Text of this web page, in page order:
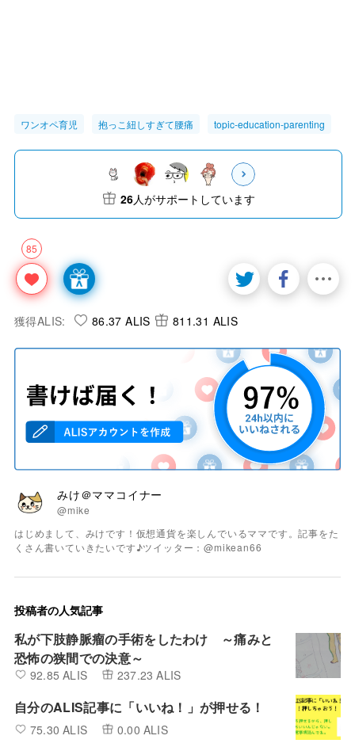
ワンオペ育児 抱っこ紐しすぎて腰痛 topic-education-parenting
85
26人がサポートしています
獲得ALIS: 86.37 ALIS 811.31 ALIS
みけ＠ママコイナー
@mike
はじめまして、みけです！仮想通貨を楽しんでいるママです。記事をた
くさん書いていきたいです♪ツイッター：@mikean66
投稿者の人気記事
私が下肢静脈瘤の手術をしたわけ ～痛みと
恐怖の狭間での決意～
92.85 ALIS 237.23 ALIS
自分のALIS記事に「いいね！」が押せる！
75.30 ALIS 0.00 ALIS